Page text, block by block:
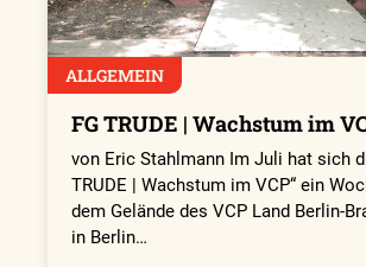
ALLGEMEIN
FG TRUDE | Wachstum im
von Eric Stahlmann Im Juli hat sich
TRUDE | Wachstum im VCP“ ein
dem Gelände des VCP Land Berlin-
in Berlin…